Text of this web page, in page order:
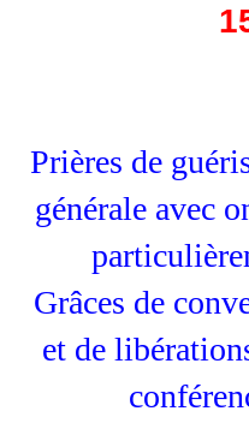
Prières de
générale avec
Grâces de
et de